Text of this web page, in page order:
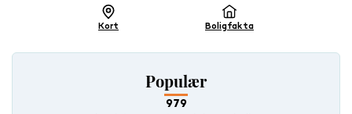
+ 3 BILLEDER
Boligfakta
Kort
Populær
979